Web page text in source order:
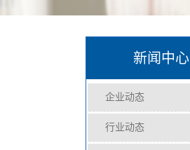
新闻中心
企业动态
行业动态